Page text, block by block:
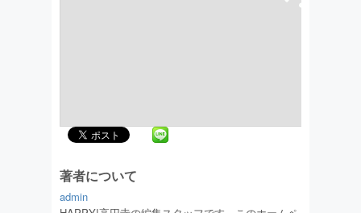
著者について
admin